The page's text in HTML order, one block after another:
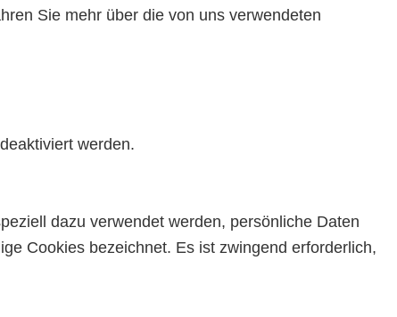
Sie mehr über die von uns verwendeten
werden.
dazu verwendet werden, persönliche Daten
Cookies bezeichnet. Es ist zwingend erforderlich,